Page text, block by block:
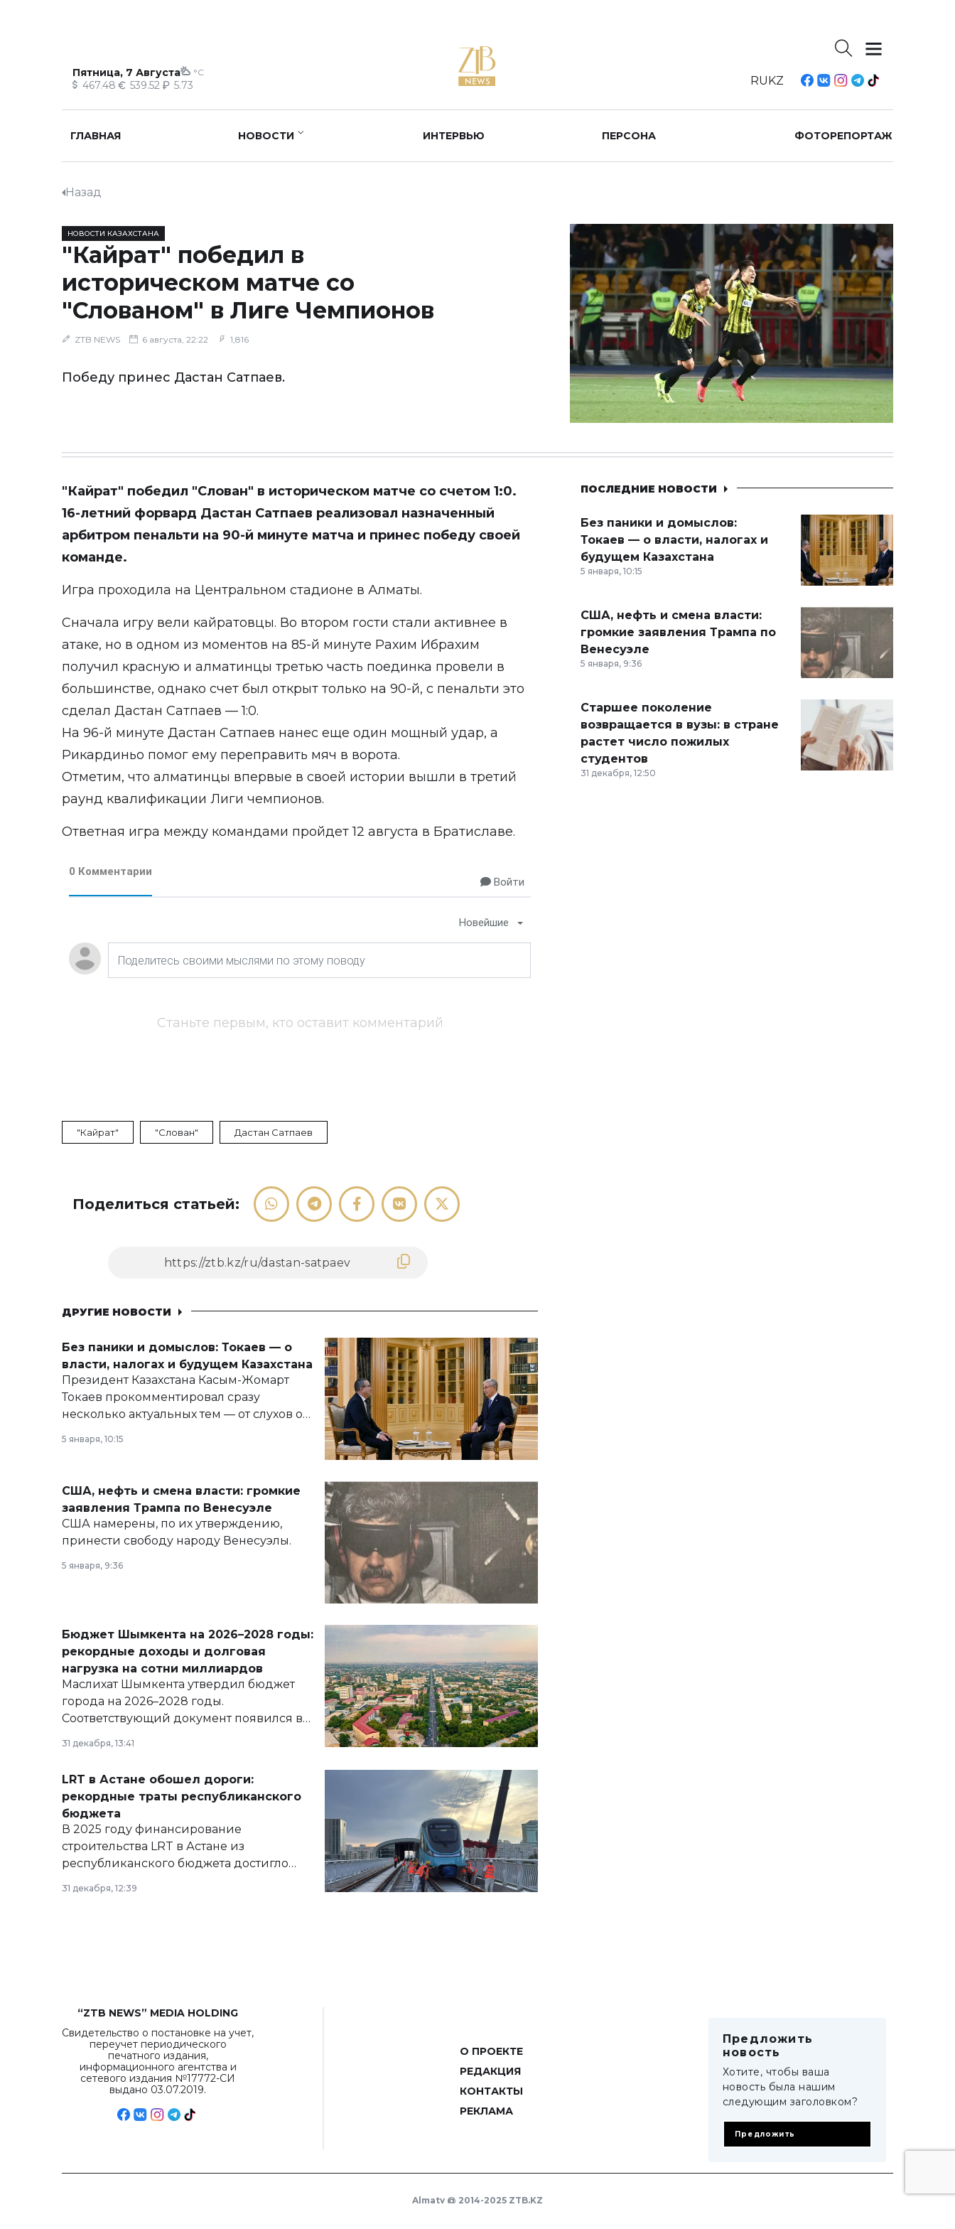
Пятница, 7 Августа °C
467.48 539.52 5.73 RUKZ
ГЛАВНАЯ НОВОСТИ ИНТЕРВЬЮ ПЕРСОНА ФОТОРЕПОРТАЖ
Назад
НОВОСТИ КАЗАХСТАНА
"Кайрат" победил в
историческом матче со
"Слованом" в Лиге Чемпионов
ZTB NEWS 6 августа, 22:22 1,816
Победу принес Дастан Сатпаев.
"Кайрат" победил "Слован" в историческом матче со счетом 1:0.
16-летний форвард Дастан Сатпаев реализовал назначенный
арбитром пенальти на 90-й минуте матча и принес победу своей
команде.
Игра проходила на Центральном стадионе в Алматы.
Сначала игру вели кайратовцы. Во втором гости стали активнее в
атаке, но в одном из моментов на 85-й минуте Рахим Ибрахим
получил красную и алматинцы третью часть поединка провели в
большинстве, однако счет был открыт только на 90-й, с пенальти это
сделал Дастан Сатпаев — 1:0.
На 96-й минуте Дастан Сатпаев нанес еще один мощный удар, а
Рикардиньо помог ему переправить мяч в ворота.
Отметим, что алматинцы впервые в своей истории вышли в третий
раунд квалификации Лиги чемпионов.
Ответная игра между командами пройдет 12 августа в Братиславе.
0 Комментарии
Войти
Новейшие
Станьте первым, кто оставит комментарий
"Кайрат" "Слован" Дастан Сатпаев
Поделиться статьей:
ДРУГИЕ НОВОСТИ
Без паники и домыслов: Токаев — о
власти, налогах и будущем Казахстана
Президент Казахстана Касым-Жомарт
Токаев прокомментировал сразу
несколько актуальных тем — от слухов о
армии, экономики и личного здоровья.
5 января, 10:15
США, нефть и смена власти: громкие
заявления Трампа по Венесуэле
США намерены, по их утверждению,
принести свободу народу Венесуэлы.
5 января, 9:36
Бюджет Шымкента на 2026–2028 годы:
рекордные доходы и долговая
нагрузка на сотни миллиардов
Маслихат Шымкента утвердил бюджет
города на 2026–2028 годы.
Соответствующий документ появился в
базе нормативных правовых актов и на
сайте маслихат города.
31 декабря, 13:41
LRT в Астане обошел дороги:
рекордные траты республиканского
бюджета
В 2025 году финансирование
строительства LRT в Астане из
республиканского бюджета достигло
рекордных объемов.
31 декабря, 12:39
ПОСЛЕДНИЕ НОВОСТИ
Без паники и домыслов:
Токаев — о власти, налогах и
будущем Казахстана
5 января, 10:15
США, нефть и смена власти:
громкие заявления Трампа по
Венесуэле
5 января, 9:36
Старшее поколение
возвращается в вузы: в стране
растет число пожилых
студентов
31 декабря, 12:50
“ZTB NEWS” MEDIA HOLDING
Свидетельство о постановке на учет,
переучет периодического
печатного издания,
информационного агентства и
сетевого издания №17772-СИ
выдано 03.07.2019.
О ПРОЕКТЕ
РЕДАКЦИЯ
КОНТАКТЫ
РЕКЛАМА
Предложить
новость
Хотите, чтобы ваша
новость была нашим
следующим заголовком?
Предложить
Almaty @ 2014-2025 ZTB.KZ